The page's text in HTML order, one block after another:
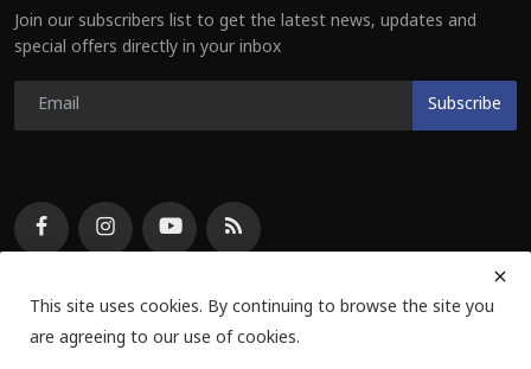
Join our subscribers list to get the latest news, updates and
special offers directly in your inbox
Subscribe
This site uses cookies. By continuing to browse the site you
are agreeing to our use of cookies.